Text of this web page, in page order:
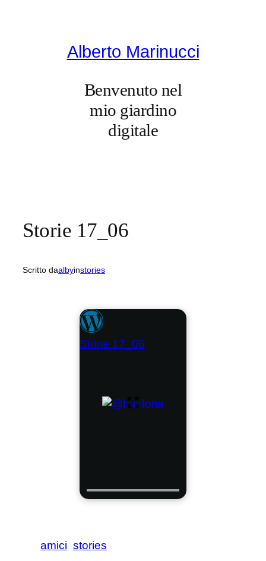
Alberto Marinucci
Benvenuto nel
mio giardino
digitale
Storie 17_06
Scritto daalbyinstories
Storie 17_06
amici stories